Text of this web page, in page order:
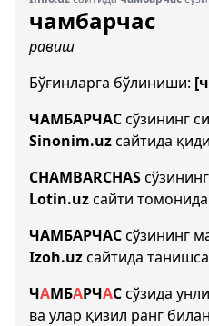
чамбарчас
равиш
Бўғинларга бўлиниши:
ЧАМБАРЧАСсўзининг
Sinonim.uzсайтида
CHAMBARCHAS
Lotin.uzсайти
ЧАМБАРЧАСсўзининг
Izoh.uzсайтида
ЧАМБАРЧАСсўзида
ва улар қизил ранг